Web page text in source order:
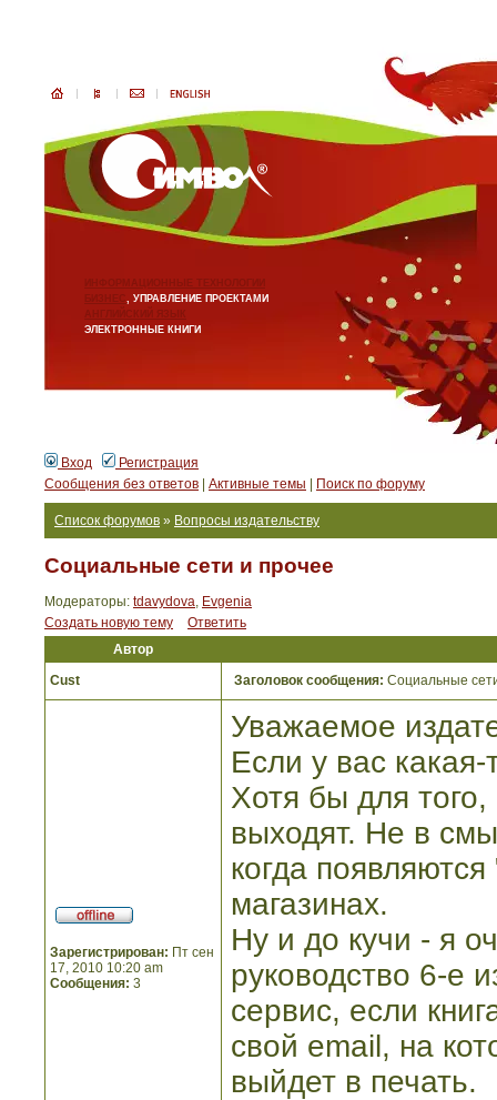
ИНФОРМАЦИОННЫЕ ТЕХНОЛОГИИ
БИЗНЕС, УПРАВЛЕНИЕ ПРОЕКТАМИ
АНГЛИЙСКИЙ ЯЗЫК
ЭЛЕКТРОННЫЕ КНИГИ
Вход
Регистрация
Сообщения без ответов
Активные темы Поиск по форуму
Список форумов » Вопросы издательству
Социальные сети и прочее
Модераторы: tdavydova, Evgenia
Создать новую тему
Ответить
Автор
Cust
Заголовок сообщения: Социальные
Зарегистрирован: Пт сен
17, 2010 10:20 am
Сообщения: 3
Уважаемое
Если у вас какая-
Хотя бы для того,
выходят. Не в
когда
магазинах.
Ну и до кучи - я
руководство 6-е
сервис, если
свой email, на
выйдет в печать.